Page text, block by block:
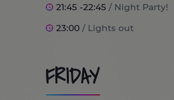
21:45 -22:45 / Night Party!
23:00 / Lights out
FRIDAY